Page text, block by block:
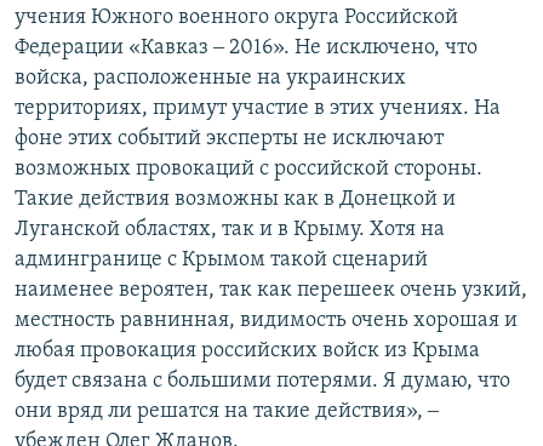
учения Южного военного округа Российской
Федерации «Кавказ ‒ 2016». Не исключено, что
войска, расположенные на украинских
территориях, примут участие в этих учениях. На
фоне этих событий эксперты не исключают
возможных провокаций с российской стороны.
Такие действия возможны как в Донецкой и
Луганской областях, так и в Крыму. Хотя на
админгранице с Крымом такой сценарий
наименее вероятен, так как перешеек очень узкий,
местность равнинная, видимость очень хорошая и
любая провокация российских войск из Крыма
будет связана с большими потерями. Я думаю, что
они вряд ли решатся на такие действия», ‒